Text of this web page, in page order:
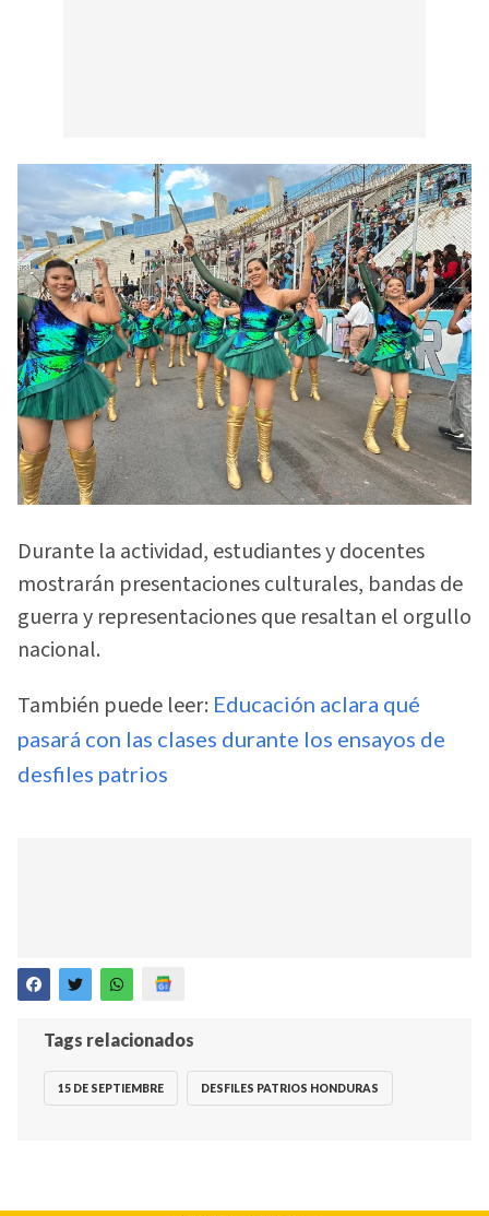
Durante la actividad, estudiantes y docentes
mostrarán presentaciones culturales, bandas de
guerra y representaciones que resaltan el orgullo
nacional.
También puede leer: Educación aclara qué
pasará con las clases durante los ensayos de
desfiles patrios
Tags relacionados
15 DE SEPTIEMBRE DESFILES PATRIOS HONDURAS